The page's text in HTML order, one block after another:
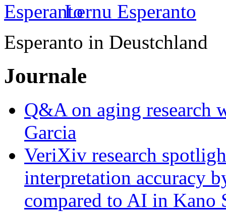
Lernu Esperanto
Esperanto in Deustchland
Journale
Q&A on aging research
Garcia
VeriXiv research
interpretation accuracy
compared to AI in Kano